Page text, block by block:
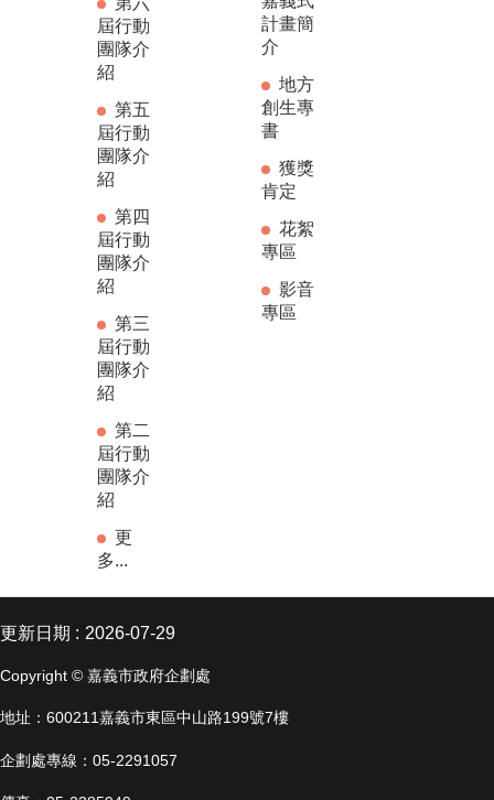
屆行動
團隊介
紹
第五
屆行動
團隊介
紹
第四
屆行動
團隊介
紹
第三
屆行動
團隊介
紹
第二
屆行動
團隊介
紹
更
多...
計畫簡
介
地方
創生專
書
獲獎
肯定
花絮
專區
影音
專區
更新日期 2026-07-29
Copyright © 嘉義市政府企劃處
地址：600211嘉義市東區中山路199號7樓
企劃處專線：05-2291057